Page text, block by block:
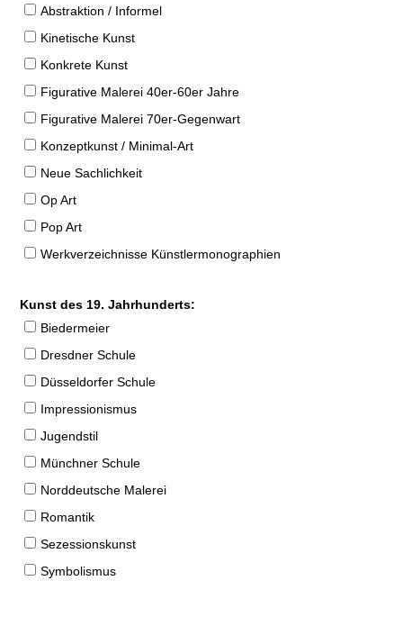
Abstraktion / Informel
Kinetische Kunst
Konkrete Kunst
Figurative Malerei 40er-60er Jahre
Figurative Malerei 70er-Gegenwart
Konzeptkunst / Minimal-Art
Neue Sachlichkeit
Op Art
Pop Art
Werkverzeichnisse Künstlermonographien
Kunst des 19. Jahrhunderts:
Biedermeier
Dresdner Schule
Düsseldorfer Schule
Impressionismus
Jugendstil
Münchner Schule
Norddeutsche Malerei
Romantik
Sezessionskunst
Symbolismus